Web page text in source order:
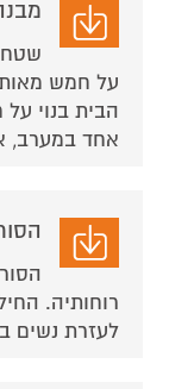
על חמש
הבית בנוי
אחד במערב,
רוחותיה.
לעזרת נשים